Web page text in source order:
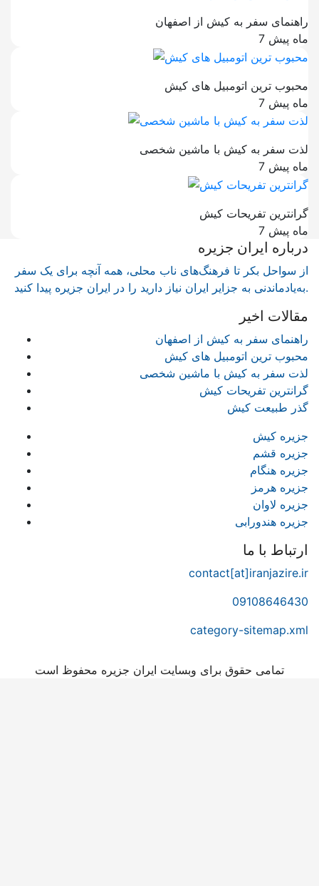
راهنمای سفر به کیش از اصفهان
7 ماه پیش
محبوب ترین اتومبیل های کیش
7 ماه پیش
لذت سفر به کیش با ماشین شخصی
7 ماه پیش
گرانترین تفریحات کیش
7 ماه پیش
درباره ایران جزیره
از سواحل بکر تا فرهنگ‌های ناب محلی، همه آنچه برای یک سفر
به‌یادماندنی به جزایر ایران نیاز دارید را در ایران جزیره پیدا کنید.
مقالات اخیر
راهنمای سفر به کیش از اصفهان
محبوب ترین اتومبیل های کیش
لذت سفر به کیش با ماشین شخصی
گرانترین تفریحات کیش
گذر طبیعت کیش
جزیره کیش
جزیره قشم
جزیره هنگام
جزیره هرمز
جزیره لاوان
جزیره هندورابی
ارتباط با ما
contact[at]iranjazire.ir
09108646430
category-sitemap.xml
تمامی حقوق برای وبسایت ایران جزیره محفوظ است